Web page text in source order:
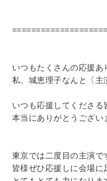
いつもたくさんの応援あ
私、城恵理子なんと〔主
いつも応援してくださる
本当にありがとうござい
東京では二度目の主演で
皆様ぜひ応援しに会場に